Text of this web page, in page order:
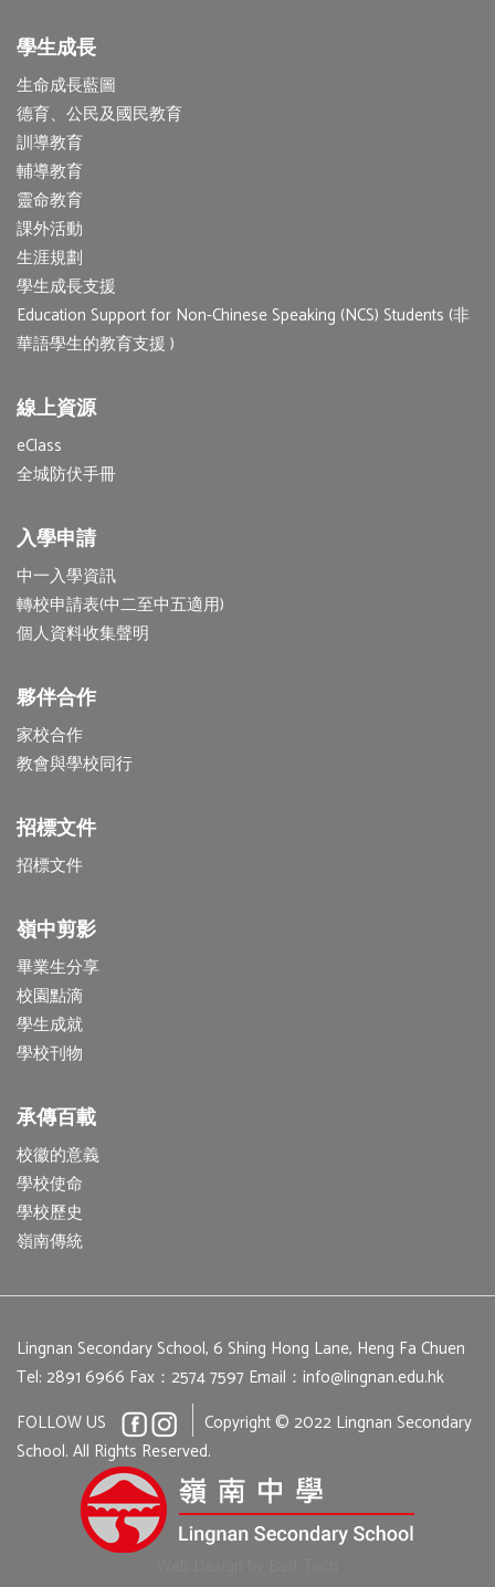
學生成長
生命成長藍圖
德育、公民及國民教育
訓導教育
輔導教育
靈命教育
課外活動
生涯規劃
學生成長支援
Education Support for Non-Chinese Speaking (NCS) Students (非
華語學生的教育支援 )
線上資源
eClass
全城防伏手冊
入學申請
中一入學資訊
轉校申請表(中二至中五適用)
個人資料收集聲明
夥伴合作
家校合作
教會與學校同行
招標文件
招標文件
嶺中剪影
畢業生分享
校園點滴
學生成就
學校刊物
承傳百載
校徽的意義
學校使命
學校歷史
嶺南傳統
Lingnan Secondary School, 6 Shing Hong Lane, Heng Fa Chuen
Tel: 2891 6966 Fax：2574 7597 Email： info@lingnan.edu.hk
FOLLOW US
Copyright © 2022 Lingnan Secondary
School. All Rights Reserved.